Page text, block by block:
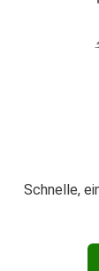
Schnelle,